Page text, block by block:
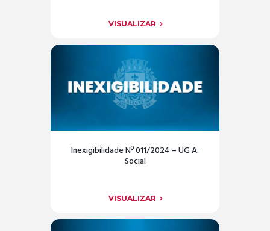
VISUALIZAR
Inexigibilidade Nº 011/2024 – UG A.
Social
VISUALIZAR